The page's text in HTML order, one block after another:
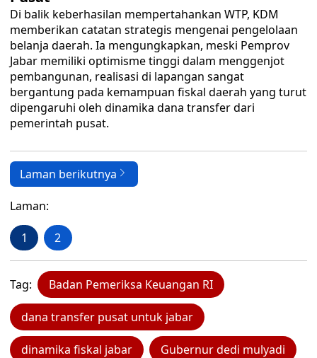
Di balik keberhasilan mempertahankan WTP, KDM
memberikan catatan strategis mengenai pengelolaan
belanja daerah. Ia mengungkapkan, meski Pemprov
Jabar memiliki optimisme tinggi dalam menggenjot
pembangunan, realisasi di lapangan sangat
bergantung pada kemampuan fiskal daerah yang turut
dipengaruhi oleh dinamika dana transfer dari
pemerintah pusat.
Laman berikutnya
Laman:
1 2
Tag: Badan Pemeriksa Keuangan RI
dana transfer pusat untuk jabar
dinamika fiskal jabar Gubernur dedi mulyadi